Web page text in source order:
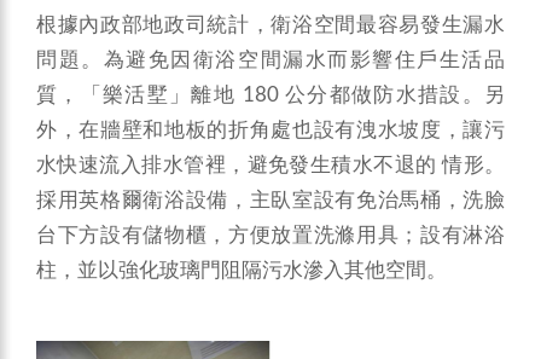
根據內政部地政司統計，衛浴空間最容易發生漏水
問題。為避免因衛浴空間漏水而影響住戶生活品
質，「樂活墅」離地 180 公分都做防水措設。另
外，在牆壁和地板的折角處也設有洩水坡度，讓污
水快速流入排水管裡，避免發生積水不退的 情形。
採用英格爾衛浴設備，主臥室設有免治馬桶，洗臉
台下方設有儲物櫃，方便放置洗滌用具；設有淋浴
柱，並以強化玻璃門阻隔污水滲入其他空間。